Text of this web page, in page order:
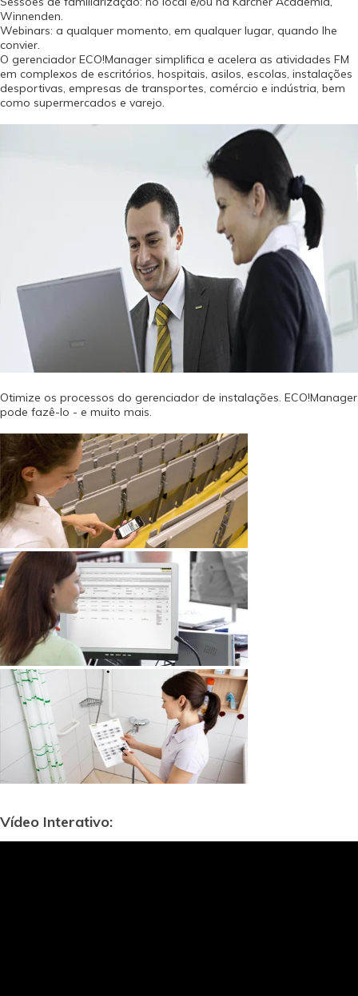
Winnenden.
Webinars: a qualquer momento, em qualquer lugar, quando lhe
convier.
O gerenciador ECO!Manager simplifica e acelera as atividades FM
em complexos de escritórios, hospitais, asilos, escolas, instalações
desportivas, empresas de transportes, comércio e indústria, bem
como supermercados e varejo.
Otimize os processos do gerenciador de instalações. ECO!Manager
pode fazê-lo - e muito mais.
Vídeo Interativo: